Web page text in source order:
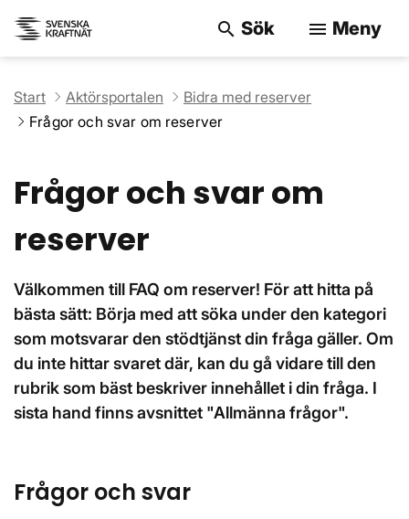
search Sök menu Meny
Start Aktörsportalen
Bidra med reserver
Frågor och svar om reserver
Frågor och svar om
reserver
Välkommen till FAQ om reserver! För att hitta på
bästa sätt: Börja med att söka under den kategori
som motsvarar den stödtjänst din fråga gäller. Om
du inte hittar svaret där, kan du gå vidare till den
rubrik som bäst beskriver innehållet i din fråga. I
sista hand finns avsnittet "Allmänna frågor".
Frågor och svar